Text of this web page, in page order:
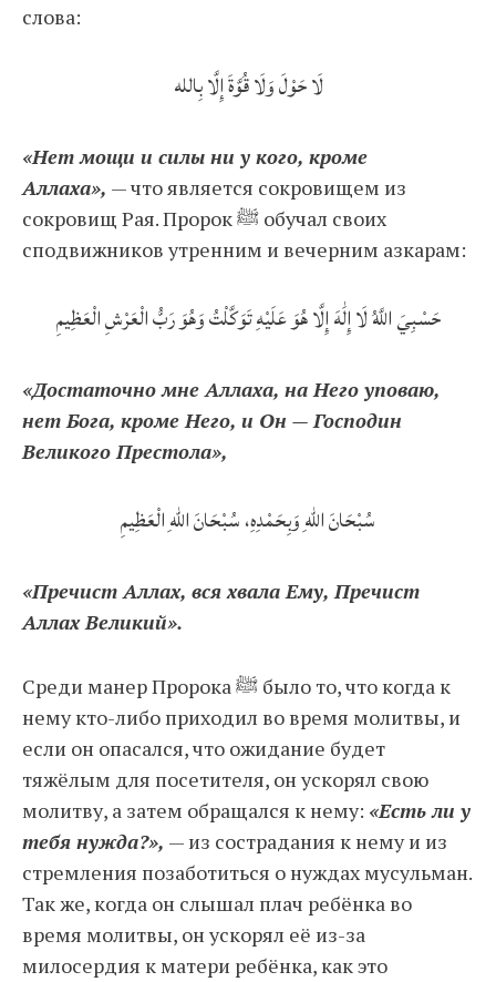
слова:
لَا حَوْلَ وَلَا قُوَّةَ إِلَّا بِالله
«Нет мощи и силы ни у кого, кроме
Аллаха», — что является сокровищем из
сокровищ Рая. Пророк ﷺ обучал своих
сподвижников утренним и вечерним азкарам:
حَسْبِيَ اللَّهُ لَا إِلَٰهَ إِلَّا هُوَ عَلَيْهِ تَوَكَّلْتُ وَهُوَ رَبُّ الْعَرْشِ الْعَظِيمِ
«Достаточно мне Аллаха, на Него уповаю,
нет Бога, кроме Него, и Он — Господин
Великого Престола»,
سُبْحَانَ اللهِ وَبِحَمْدِهِ، سُبْحَانَ اللهِ الْعَظِيمِ
«Пречист Аллах, вся хвала Ему, Пречист
Аллах Великий».
Среди манер Пророка ﷺ было то, что когда к
нему кто-либо приходил во время молитвы, и
если он опасался, что ожидание будет
тяжёлым для посетителя, он ускорял свою
молитву, а затем обращался к нему: «Есть ли у
тебя нужда?», — из сострадания к нему и из
стремления позаботиться о нуждах мусульман.
Так же, когда он слышал плач ребёнка во
время молитвы, он ускорял её из-за
милосердия к матери ребёнка, как это